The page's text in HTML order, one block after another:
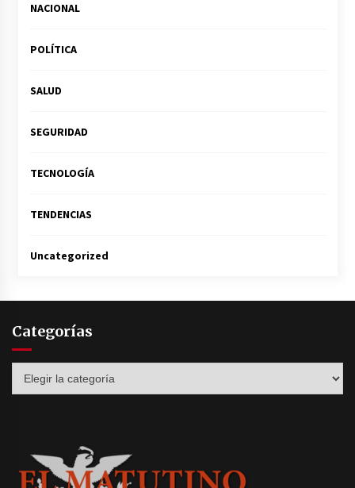
NACIONAL
POLÍTICA
SALUD
SEGURIDAD
TECNOLOGÍA
TENDENCIAS
Uncategorized
Categorías